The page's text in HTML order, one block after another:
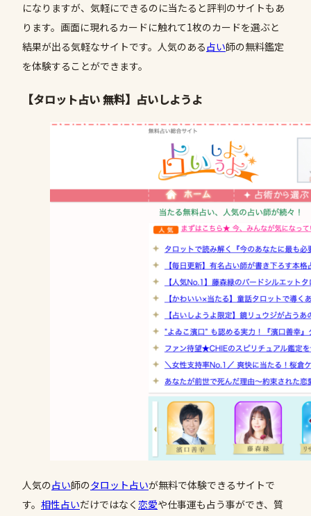
になりますが、気軽にできるのに当たると評判のサイトもあ
ります。画面に現れるカードに触れて1枚のカードを選ぶと
結果が出る気軽なサイトです。人気のある占い師の無料鑑定
を体験することができます。
【タロット占い 無料】占いしようよ
人気の占い師のタロット占いが無料で体験できるサイトで
す。 相性占いだけではなく 恋愛や仕事運も占う事ができ、質